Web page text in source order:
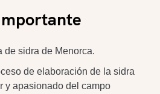
de sidra de Menorca.
de elaboración de la sidra
y apasionado del campo